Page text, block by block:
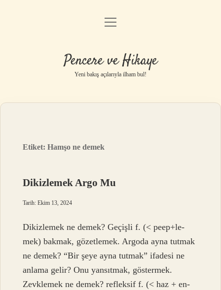
Anasayfa
Yasal Uyarı
menüyü
Pencere ve Hikaye
Yeni bakış açılarıyla ilham bul!
Etiket:Hamşo ne demek
Dikizlemek Argo Mu
Tarih: Ekim 13, 2024
Dikizlemek ne demek? Geçişli f. (< peep+le-
mek) bakmak, gözetlemek. Argoda ayna tutmak
ne demek? “Bir şeye ayna tutmak” ifadesi ne
anlama gelir? Onu yansıtmak, göstermek.
Zevklemek ne demek? refleksif f. (< haz + en-